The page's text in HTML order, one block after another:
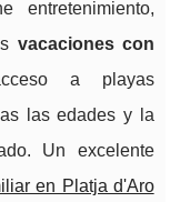
entretenimiento,
vacaciones con
a playas
las edades y la
Un excelente
en Platja d'Aro